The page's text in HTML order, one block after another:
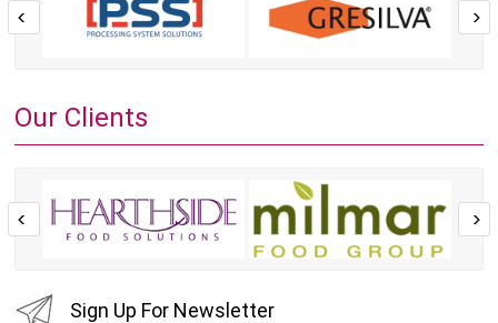
Our Clients
Sign Up For Newsletter